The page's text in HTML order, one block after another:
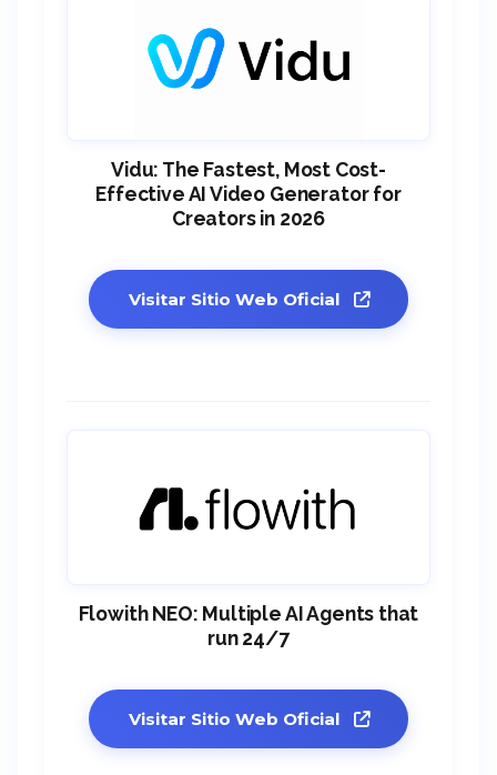
Vidu: The Fastest, Most Cost-
Effective AI Video Generator for
Creators in 2026
Visitar Sitio Web Oficial
Flowith NEO: Multiple AI Agents that
run 24/7
Visitar Sitio Web Oficial